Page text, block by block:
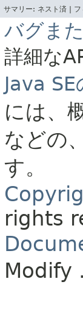
サマリー: ネスト済 | フ
バグま
詳細な
Java SE
には、
などの
す。
rights
Modify